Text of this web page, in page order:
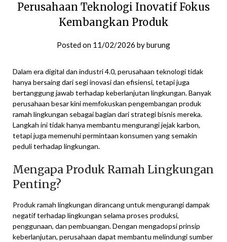
Perusahaan Teknologi Inovatif Fokus
Kembangkan Produk
Posted on 11/02/2026 byburung
Dalam era digital dan industri 4.0, perusahaan teknologi tidak
hanya bersaing dari segi inovasi dan efisiensi, tetapi juga
bertanggung jawab terhadap keberlanjutan lingkungan. Banyak
perusahaan besar kini memfokuskan pengembangan produk
ramah lingkungan sebagai bagian dari strategi bisnis mereka.
Langkah ini tidak hanya membantu mengurangi jejak karbon,
tetapi juga memenuhi permintaan konsumen yang semakin
peduli terhadap lingkungan.
Mengapa Produk Ramah Lingkungan
Penting?
Produk ramah lingkungan dirancang untuk mengurangi dampak
negatif terhadap lingkungan selama proses produksi,
penggunaan, dan pembuangan. Dengan mengadopsi prinsip
keberlanjutan, perusahaan dapat membantu melindungi sumber